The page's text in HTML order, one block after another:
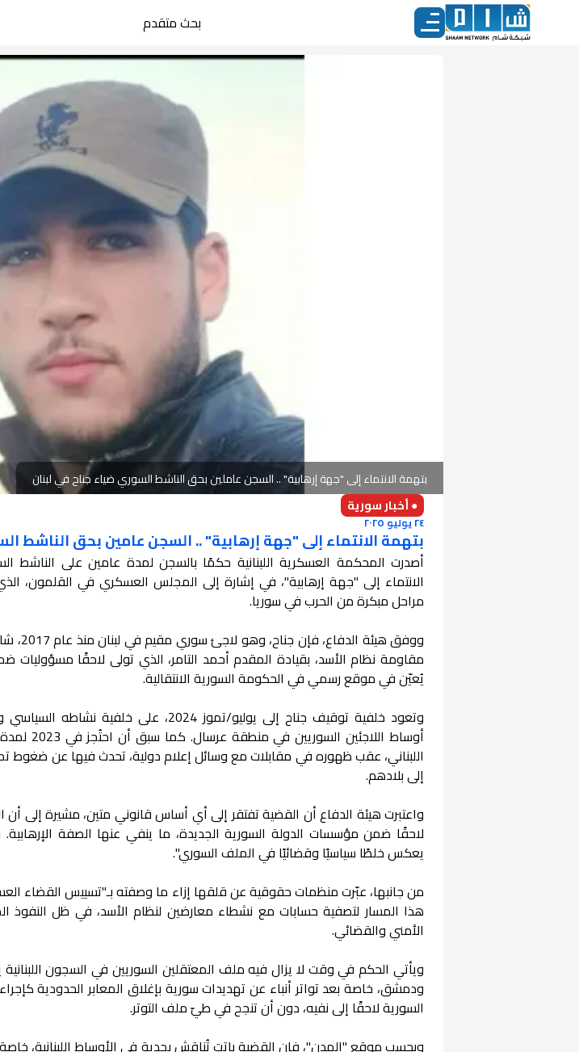
بحث متقدم
بتهمة الانتماء إلى "جهة إرهابية" .. السجن عاملين بحق الناشط السوري ضياء جناح في لبنان
● أخبار سورية
٢٤ يوليو ٢٠٢٥
بتهمة الانتماء إلى "جهة إرهابية" .. السجن عامين بحق الناشط
أصدرت المحكمة العسكرية اللبنانية حكمًا بالسجن لمدة عامين على الناشط
الانتماء إلى "جهة إرهابية"، في إشارة إلى المجلس العسكري في القلمون،
مراحل مبكرة من الحرب في سوريا.
ووفق
مقاومة نظام الأسد، بقيادة المقدم أحمد التامر، الذي تولى لاحقًا
يُعيّن في موقع رسمي في الحكومة السورية الانتقالية.
وتعود خلفية توقيف جناح إلى يوليو/تموز 2024،
أوساط
اللبناني، عقب ظهوره في مقابلات مع وسائل إعلام دولية، تحدث فيها عن ضغوط
إلى بلادهم.
واعتبرت هيئة الدفاع أن القضية تفتقر إلى أي أساس قانوني متين، مشيرة إلى أن
لاحقًا ضمن مؤسسات الدولة السورية الجديدة، ما ينفي عنها الصفة
يعكس خلطًا سياسيًا وقضائيًا في الملف السوري".
من جانبها، عبّرت منظمات حقوقية عن قلقها إزاء ما وصفته بـ"تسييس القضاء
هذا المسار لتصفية حسابات مع نشطاء معارضين لنظام الأسد، في ظل النفوذ
الأمني والقضائي.
ويأتي الحكم في وقت لا يزال فيه ملف المعتقلين السوريين في السجون
ودمشق، خاصة بعد تواتر أنباء عن تهديدات سورية بإغلاق المعابر الحدودية
السورية لاحقًا إلى نفيه، دون أن تنجح في طيّ ملف التوتر.